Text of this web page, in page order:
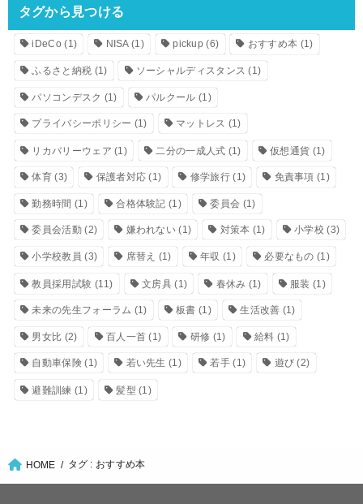
タグから見つける
iDeCo (1) NISA(1) pickup (6) おすすめ本 (1)
ふるさと納税 (1) ソーシャルディスタンス (1)
パソコンデスク (1) パルクール (1)
プライバシーポリシー (1) マットレス (1)
リカバリーウェア (1) 二分の一成人式 (1) 仮想通貨 (1)
体育 (3) 保護者対応 (1) 修学旅行(1) 免責事項 (1)
勤務時間 (1) 合格体験記 (1) 委員会 (1)
委員会活動(2) 嫌われない (1) 対策本 (1) 小学校 (3)
小学校教員 (3) 席替え (1) 年収 (1) 必要なもの (1)
教員採用試験 (11) 文房具 (1) 春休み (1) 服装 (1)
未来の先生フォーラム (1) 板書 (1) 生活改善 (1)
男女比 (2) 百人一首 (1) 研修 (1) 給料 (1)
自動車保険(1) 若い先生 (1) 若手(1) 遊び (2)
避難訓練 (1) 髪型 (1)
HOME タグ : おすすめ本